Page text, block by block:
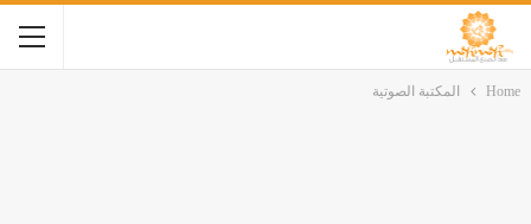
Home المكتبة الصوتية